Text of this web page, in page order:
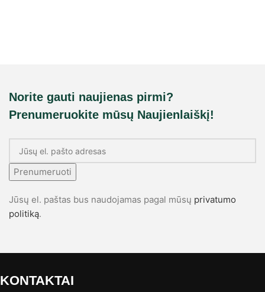
Norite gauti naujienas pirmi?
Prenumeruokite mūsų Naujienlaiškį!
Prenumeruoti
Jūsų el. paštas bus naudojamas pagal mūsų privatumo
politiką.
KONTAKTAI